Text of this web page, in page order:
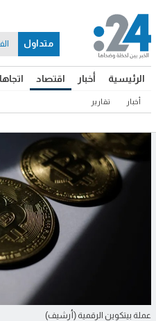
الرئيسية أخبار اقتصاد
أخبار تقارير
متداول
عملة بيتكوين الرقمية (أرشيف)